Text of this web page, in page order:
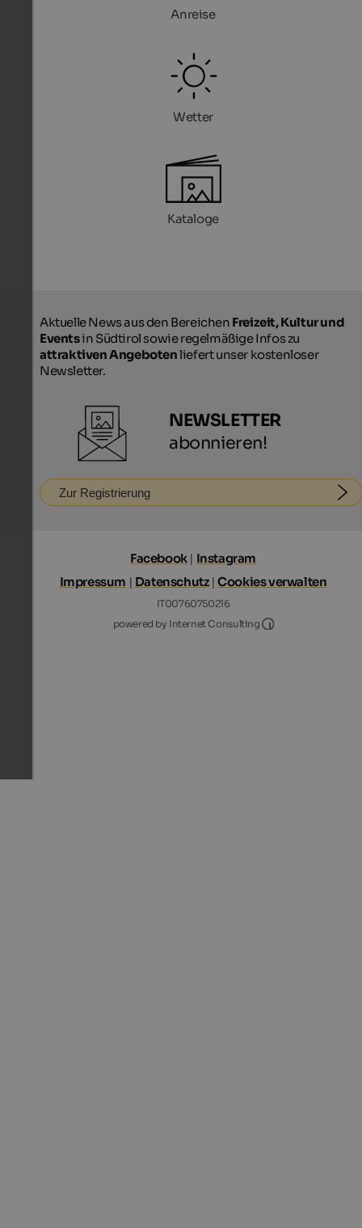
Anreise
Wetter
Kataloge
Aktuelle News aus den Bereichen Freizeit, Kultur und
Eventsin Südtirol sowie regelmäßige Infos zu
attraktiven Angebotenliefert unser kostenloser
Newsletter.
NEWSLETTER
abonnieren!
Zur Registrierung
Facebook | Instagram
Impressum | Datenschutz|Cookies verwalten
IT00760750216
powered by Internet Consulting
Internet